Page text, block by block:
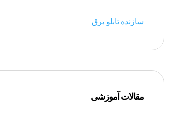
سازنده تابلو برق
مقالات آموزشی